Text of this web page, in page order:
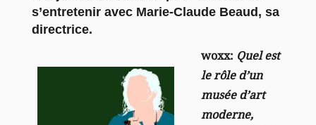
s’entretenir avec Marie-Claude Beaud, sa
directrice.
woxx: Quel est
le rôle d’un
musée d’art
moderne,